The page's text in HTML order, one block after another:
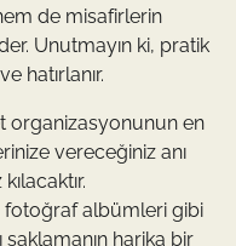
de misafirlerin
Unutmayın ki, pratik
hatırlanır.
organizasyonunun en
vereceğiniz anı
fotoğraf albümleri gibi
saklamanın harika bir